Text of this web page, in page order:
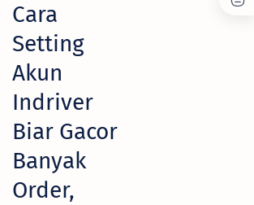
Cara
Setting
Akun
Indriver
Biar Gacor
Banyak
Order,